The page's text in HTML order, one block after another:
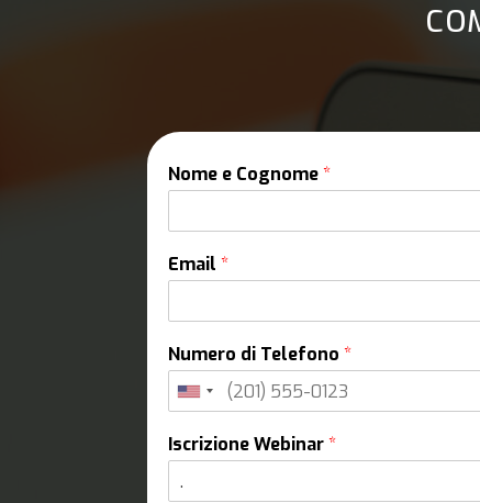
Nome e Cognome*
Email*
Numero di Telefono*
Iscrizione Webinar*